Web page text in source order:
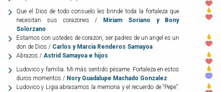
Que el Dios de todo consuelo les brinde toda la fortaleza que
necesitan sus corazones /
Miriam Soriano y Bony
Solorzano
Estamos con ustedes de corazon, ser padres de un angel es un
don de Dios / Carlos y Marcia Renderos Samayoa
Abrazos / Astrid Samayoa e hijos
Ludovico y familia. Mi más sentido pésame. Fortaleza en estos
duros momentos / Nory Guadalupe Machado Gonzalez
Ludovico y Ligia abrasamos la memoria y el recuerdo de “Pepe”.